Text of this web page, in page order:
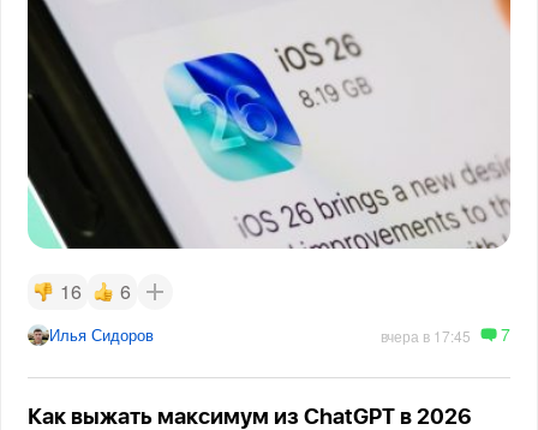
16 6
Илья Сидоров вчера в 17:45 7
Как выжать максимум из ChatGPT в 2026